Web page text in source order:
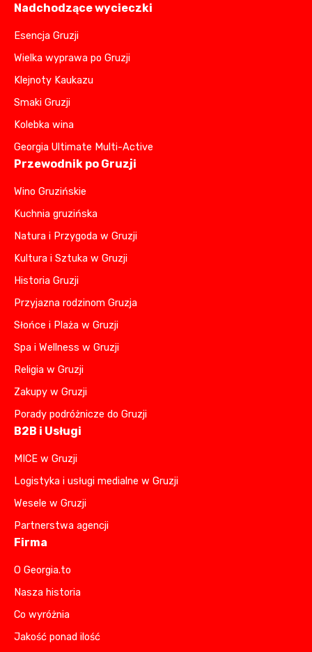
Nadchodzące wycieczki
Esencja Gruzji
Wielka wyprawa po Gruzji
Klejnoty Kaukazu
Smaki Gruzji
Kolebka wina
Georgia Ultimate Multi-Active
Przewodnik po Gruzji
Wino Gruzińskie
Kuchnia gruzińska
Natura i Przygoda w Gruzji
Kultura i Sztuka w Gruzji
Historia Gruzji
Przyjazna rodzinom Gruzja
Słońce i Plaża w Gruzji
Spa i Wellness w Gruzji
Religia w Gruzji
Zakupy w Gruzji
Porady podróżnicze do Gruzji
B2B i Usługi
MICE w Gruzji
Logistyka i usługi medialne w Gruzji
Wesele w Gruzji
Partnerstwa agencji
Firma
O Georgia.to
Nasza historia
Co wyróżnia
Jakość ponad ilość